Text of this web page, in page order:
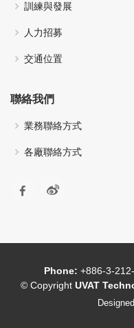
訓練與發展
人力招募
交通位置
聯絡我們
業務聯絡方式
各廠聯絡方式
Phone: +886-3-
© Copyright UVAT